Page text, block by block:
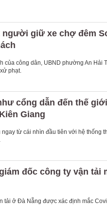
người giữ xe chợ đêm
của công dân, UBND phường An Hải
phạt.
cổng dẫn đến thế
Giang
từ cái nhìn đầu tiên với hệ thống
đốc công ty vận tải
tải ở Đà Nẵng được xác định mắc